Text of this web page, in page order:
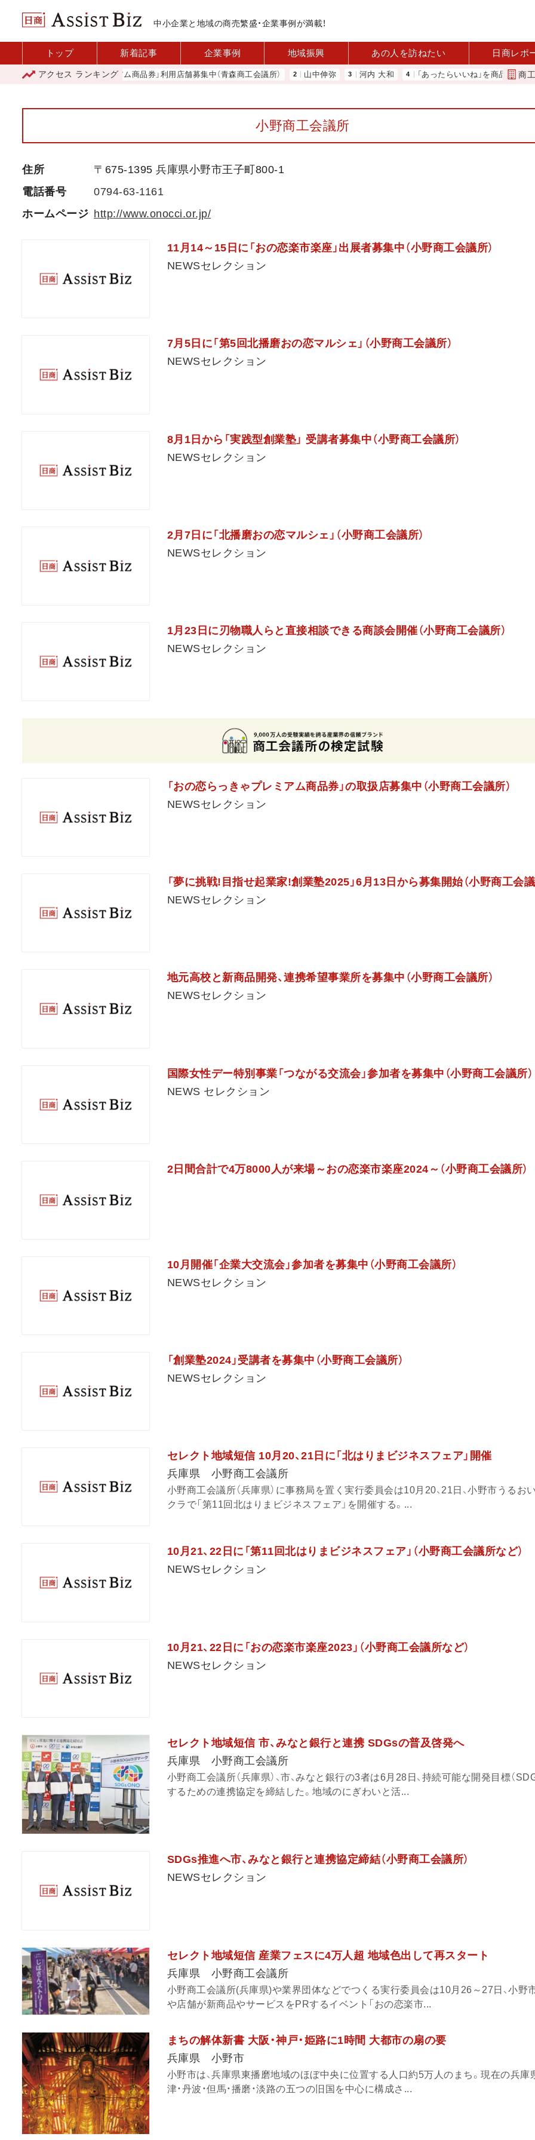
中小企業と地域の商売繁盛・企業事例が満載！
トップ 新着記事 企業事例 地域振興 あの人を訪ねたい 日商レポ
アクセス ランキング
「青森市プレミアム商品券」利用店舗募集中（青森商工会議所） 山中伸弥 河内 大和 「あったらいいね」を商品化 視点を変え
商
小野商工会議所
住所
〒675-1395 兵庫県小野市王子町800-1
電話番号
0794-63-1161
ホームページ http://www.onocci.or.jp/
11月14～15日に「おの恋楽市楽座」出展者募集中（小野商工会議所）
NEWSセレクション
7月5日に「第5回北播磨おの恋マルシェ」（小野商工会議所）
NEWSセレクション
8月1日から「実践型創業塾」 受講者募集中（小野商工会議所）
NEWSセレクション
2月7日に「北播磨おの恋マルシェ」（小野商工会議所）
NEWSセレクション
1月23日に刃物職人らと直接相談できる商談会開催（小野商工会議所）
NEWSセレクション
「おの恋らっきゃプレミアム商品券」の取扱店募集中（小野商工会議所）
NEWSセレクション
「夢に挑戦!目指せ起業家!創業塾2025」6月13日から募集開始（小野商工会議
NEWSセレクション
地元高校と新商品開発、連携希望事業所を募集中（小野商工会議所）
NEWSセレクション
国際女性デー特別事業「つながる交流会」参加者を募集中（小野商工会議所）
NEWS セレクション
2日間合計で4万8000人が来場～おの恋楽市楽座2024～（小野商工会議所）
10月開催「企業大交流会」参加者を募集中（小野商工会議所）
NEWSセレクション
「創業塾2024」受講者を募集中（小野商工会議所）
NEWSセレクション
セレクト地域短信 10月20、21日に「北はりまビジネスフェア」開催
兵庫県 小野商工会議所
小野商工会議所（兵庫県）に事務局を置く実行委員会は10月20、21日、小野市うるお
クラで「第11回北はりまビジネスフェア」を開催する。...
10月21、22日に「第11回北はりまビジネスフェア」（小野商工会議所など）
NEWSセレクション
10月21、22日に「おの恋楽市楽座2023」（小野商工会議所など）
NEWSセレクション
セレクト地域短信 市、みなと銀行と連携 SDGsの普及啓発へ
兵庫県 小野商工会議所
小野商工会議所（兵庫県）、市、みなと銀行の3者は6月28日、持続可能な開発目標（
するための連携協定を締結した。地域のにぎわいと活...
SDGs推進へ市、みなと銀行と連携協定締結（小野商工会議所）
NEWSセレクション
セレクト地域短信 産業フェスに4万人超 地域色出して再スタート
兵庫県 小野商工会議所
小野商工会議所(兵庫県)や業界団体などでつくる実行委員会は10月26～27日、小野
や店舗が新商品やサービスをPRするイベント「おの恋楽市...
まちの解体新書 大阪・神戸・姫路に1時間 大都市の扇の要
兵庫県 小野市
小野市は、兵庫県東播磨地域のほぼ中央に位置する人口約5万人のまち。現在の兵庫
津・丹波・但馬・播磨・淡路の五つの旧国を中心に構成さ...